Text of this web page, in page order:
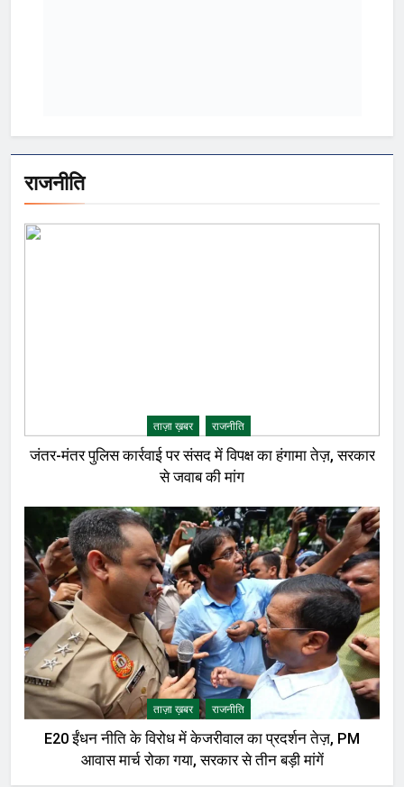
राजनीति
ताज़ा ख़बर राजनीति
जंतर-मंतर पुलिस कार्रवाई पर संसद में विपक्ष का हंगामा तेज़, सरकार
से जवाब की मांग
ताज़ा ख़बर राजनीति
E20 ईंधन नीति के विरोध में केजरीवाल का प्रदर्शन तेज़, PM
आवास मार्च रोका गया, सरकार से तीन बड़ी मांगें